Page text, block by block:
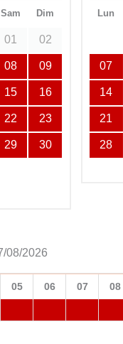
Sam Dim
01 02
08 09
15 16
22 23
29 30
Lun
07
14
21
28
08/2026
05 06 07 08